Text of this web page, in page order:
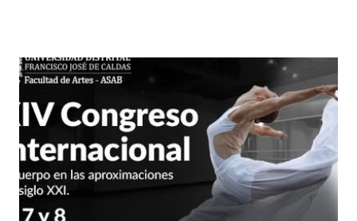
Galponcito De Umbral- Correo De Voz Teatro , Candela
Teatro y CASA TEA -Teatro Estudio Alcaraván- este último,
organizador del festival. Teatro Estudio Alcaraván, las
salas del corredor cultural, los grupos y artistas
participantes les hacen una cordial invitación al público
capitalino y a los espectadores del arte y la cultura en la
ciudad (y fuera de ella) para que asistan a la tercera versión